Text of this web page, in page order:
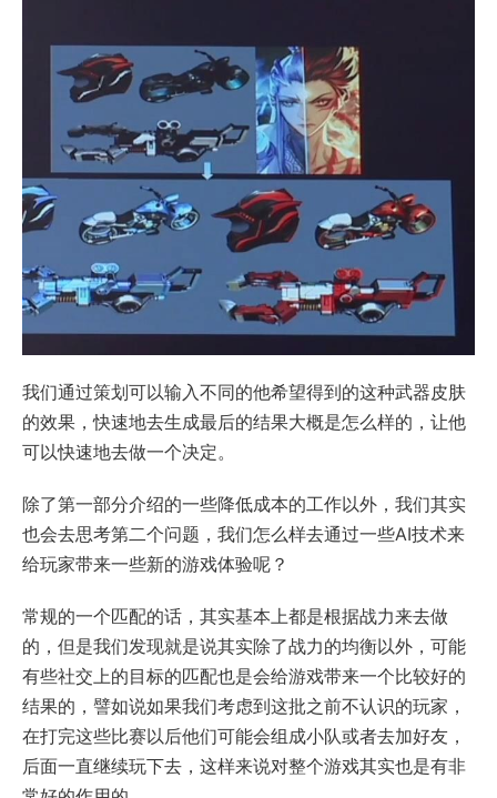
我们通过策划可以输入不同的他希望得到的这种武器皮肤
的效果，快速地去生成最后的结果大概是怎么样的，让他
可以快速地去做一个决定。
除了第一部分介绍的一些降低成本的工作以外，我们其实
也会去思考第二个问题，我们怎么样去通过一些AI技术来
给玩家带来一些新的游戏体验呢？
常规的一个匹配的话，其实基本上都是根据战力来去做
的，但是我们发现就是说其实除了战力的均衡以外，可能
有些社交上的目标的匹配也是会给游戏带来一个比较好的
结果的，譬如说如果我们考虑到这批之前不认识的玩家，
在打完这些比赛以后他们可能会组成小队或者去加好友，
后面一直继续玩下去，这样来说对整个游戏其实也是有非